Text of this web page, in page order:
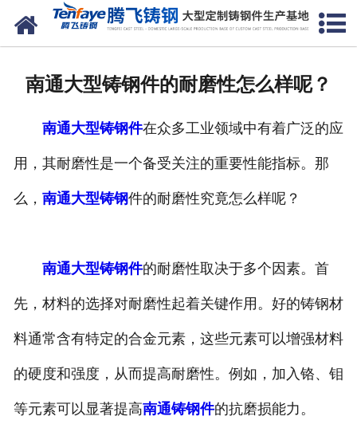
网站首页
联系我们
南通大型铸钢件的耐磨性怎么样呢？
南通大型铸钢件在众多工业领域中有着广泛的应
用，其耐磨性是一个备受关注的重要性能指标。那
么， 南通大型铸钢件的耐磨性究竟怎么样呢？
南通大型铸钢件的耐磨性取决于多个因素。首
先，材料的选择对耐磨性起着关键作用。好的铸钢材
料通常含有特定的合金元素，这些元素可以增强材料
的硬度和强度，从而提高耐磨性。例如，加入铬、钼
等元素可以显著提高南通铸钢件的抗磨损能力。